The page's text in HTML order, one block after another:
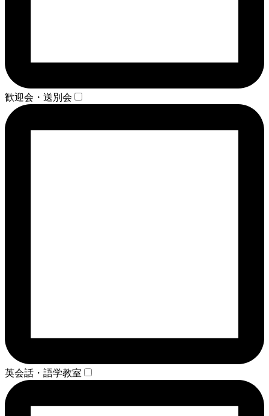
歓迎会・送別会
英会話・語学教室